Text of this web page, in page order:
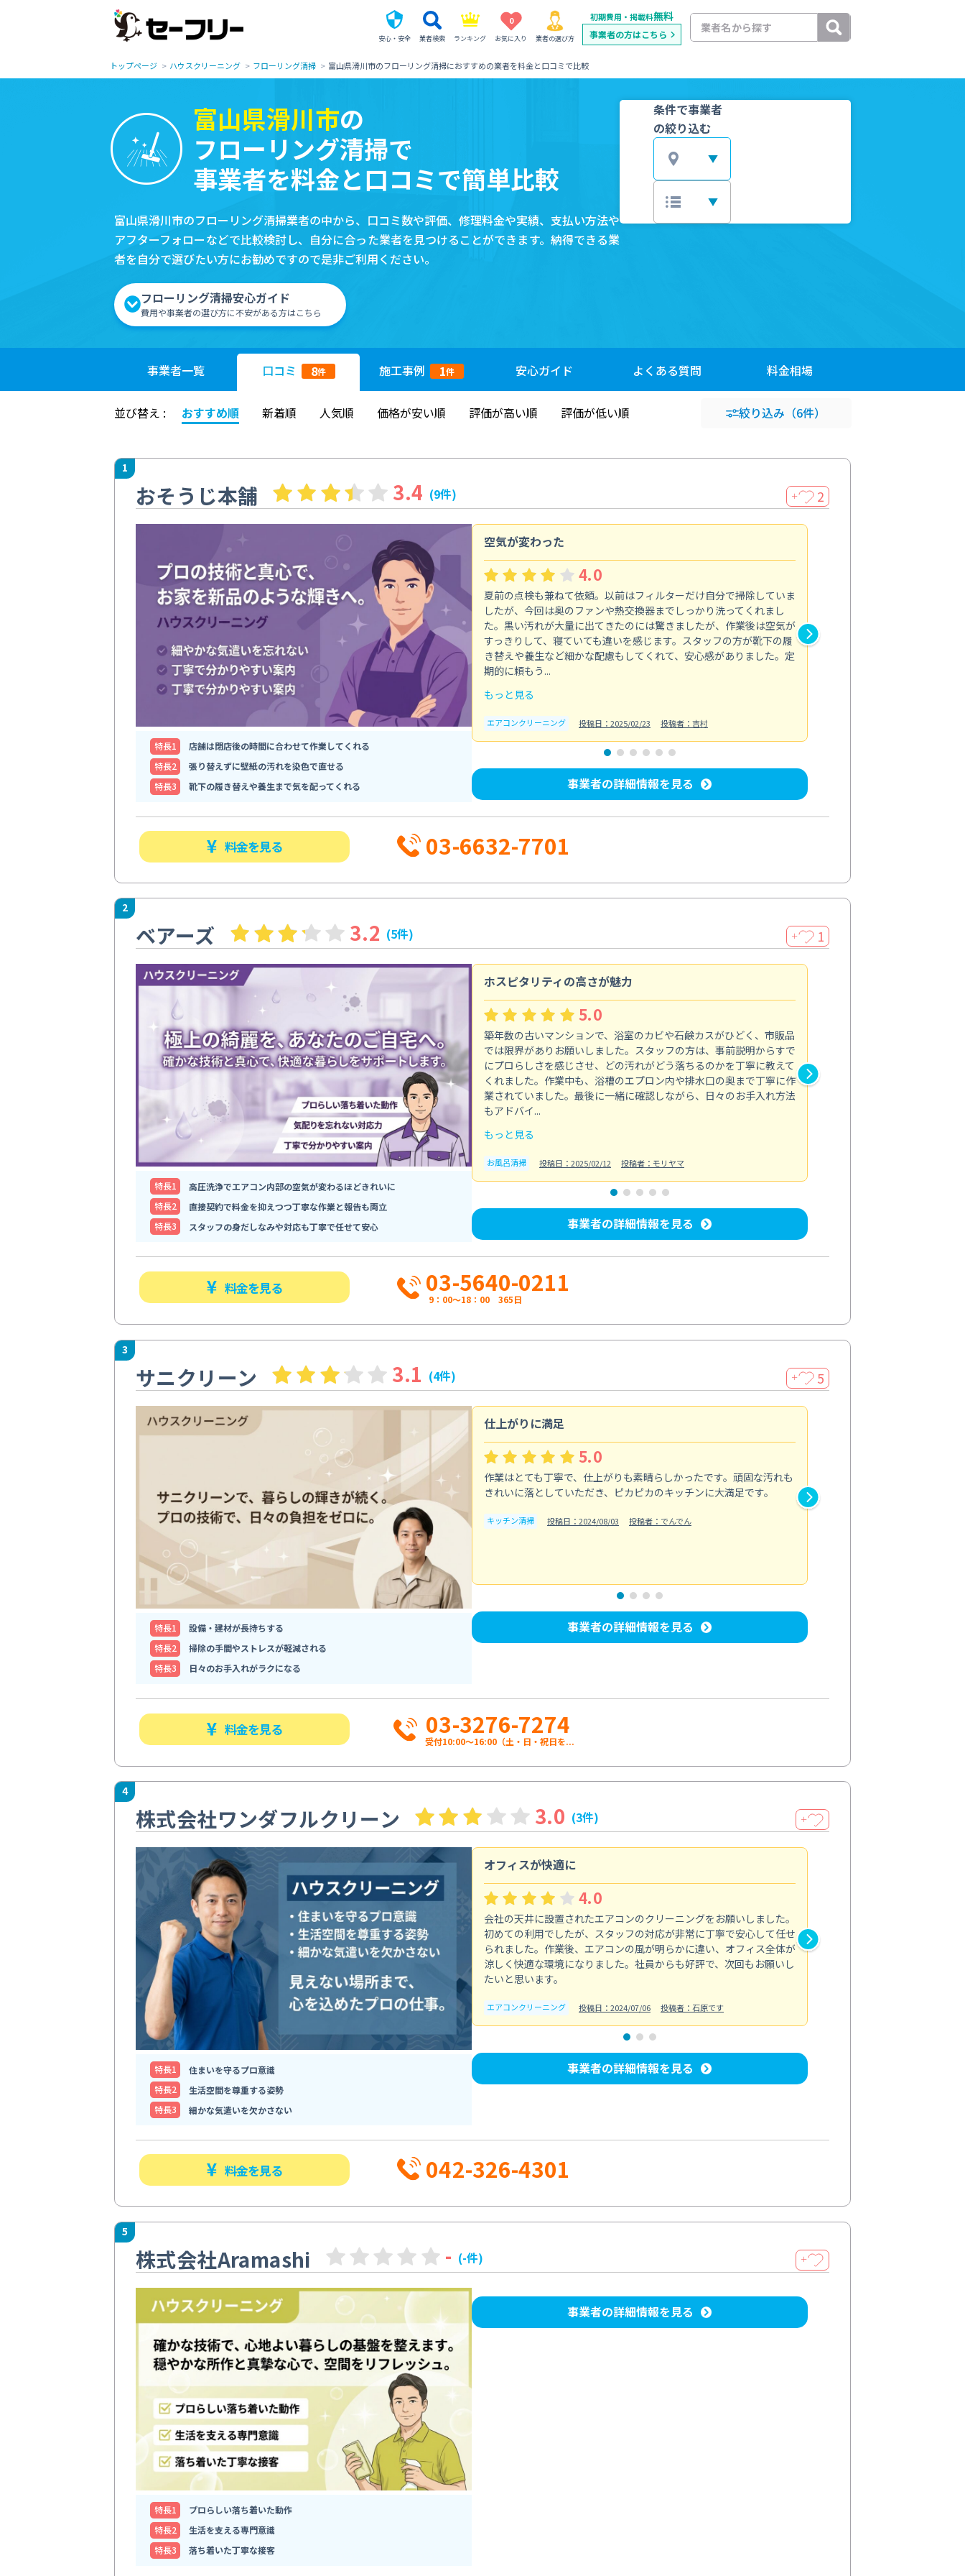
安心・安全 業者検索 ランキング
0
お気に入り 業者の選び方
初期費用・掲載料無料
事業者の方はこちら
トップページ ハウスクリーニング フローリング清掃 富山県滑川市のフローリング清掃におすすめの業者を料金と口コミで比較
富山県滑川市の
フローリング清掃で
事業者を料金と口コミで簡単比較
富山県滑川市のフローリング清掃業者の中から、口コミ数や評価、修理料金や実績、支払い方法や
アフターフォローなどで比較検討し、自分に合った業者を見つけることができます。納得できる業
者を自分で選びたい方にお勧めですので是非ご利用ください。
フローリング清掃安心ガイド
費用や事業者の選び方に不安がある方はこちら
条件で事業者
の絞り込む
事業者一覧 口コミ 8件 施工事例 1件 安心ガイド よくある質問 料金相場
並び替え : おすすめ順 新着順 人気順 価格が安い順 評価が高い順 評価が低い順 絞り込み （6件）
1
おそうじ本舗 3.4 (9件) ＋ 2
特⻑1
店舗は閉店後の時間に合わせて作業してくれる
特⻑2
張り替えずに壁紙の汚れを染色で直せる
特⻑3
靴下の履き替えや養生まで気を配ってくれる
空気が変わった
4.0
夏前の点検も兼ねて依頼。以前はフィルターだけ自分で掃除していま
したが、今回は奥のファンや熱交換器までしっかり洗ってくれまし
た。黒い汚れが大量に出てきたのには驚きましたが、作業後は空気が
すっきりして、寝ていても違いを感じます。スタッフの方が靴下の履
き替えや養生など細かな配慮もしてくれて、安心感がありました。定
期的に頼もう...
もっと見る
エアコンクリーニング 投稿日：2025/02/23 投稿者：吉村
事業者の詳細情報を見る
料金を見る 03-6632-7701
2
ベアーズ 3.2 (5件) ＋ 1
特⻑1
高圧洗浄でエアコン内部の空気が変わるほどきれいに
特⻑2
直接契約で料金を抑えつつ丁寧な作業と報告も両立
特⻑3
スタッフの身だしなみや対応も丁寧で任せて安心
ホスピタリティの高さが魅力
5.0
築年数の古いマンションで、浴室のカビや石鹸カスがひどく、市販品
では限界がありお願いしました。スタッフの方は、事前説明からすで
にプロらしさを感じさせ、どの汚れがどう落ちるのかを丁寧に教えて
くれました。作業中も、浴槽のエプロン内や排水口の奥まで丁寧に作
業されていました。最後に一緒に確認しながら、日々のお手入れ方法
もアドバイ...
もっと見る
お風呂清掃 投稿日：2025/02/12 投稿者：モリヤマ
事業者の詳細情報を見る
料金を見る 03-5640-0211
9：00～18：00 365日
3
サニクリーン 3.1 (4件) ＋ 5
特⻑1
設備・建材が長持ちする
特⻑2
掃除の手間やストレスが軽減される
特⻑3
日々のお手入れがラクになる
仕上がりに満足
5.0
作業はとても丁寧で、仕上がりも素晴らしかったです。頑固な汚れも
きれいに落としていただき、ピカピカのキッチンに大満足です。
キッチン清掃 投稿日：2024/08/03 投稿者：でんでん
事業者の詳細情報を見る
料金を見る 03-3276-7274
受付10:00〜16:00（土・日・祝日を...
4
株式会社ワンダフルクリーン 3.0 (3件) ＋
特⻑1
住まいを守るプロ意識
特⻑2
生活空間を尊重する姿勢
特⻑3
細かな気遣いを欠かさない
オフィスが快適に
4.0
会社の天井に設置されたエアコンのクリーニングをお願いしました。
初めての利用でしたが、スタッフの対応が非常に丁寧で安心して任せ
られました。作業後、エアコンの風が明らかに違い、オフィス全体が
涼しく快適な環境になりました。社員からも好評で、次回もお願いし
たいと思います。
エアコンクリーニング 投稿日：2024/07/06 投稿者：石原です
事業者の詳細情報を見る
料金を見る 042-326-4301
5
株式会社Aramashi - (-件) ＋
特⻑1
プロらしい落ち着いた動作
特⻑2
生活を支える専門意識
特⻑3
落ち着いた丁寧な接客
事業者の詳細情報を見る